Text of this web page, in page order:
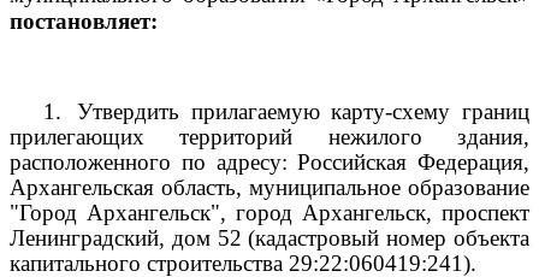
постановляет:
1.
Утвердить прилагаемую карту-схему границ
прилегающих территорий нежилого здания,
расположенного по адресу: Российская Федерация,
Архангельская область, муниципальное образование
"Город Архангельск", город Архангельск, проспект
Ленинградский, дом 52 (кадастровый номер объекта
капитального строительства 29:22:060419:241).